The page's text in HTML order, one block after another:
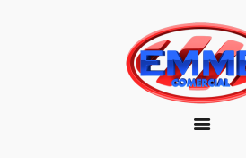
EMPRESA
MARCAS
PRODUTOS